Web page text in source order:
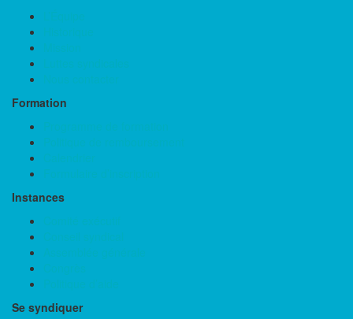
Formation
Instances
Se syndiquer